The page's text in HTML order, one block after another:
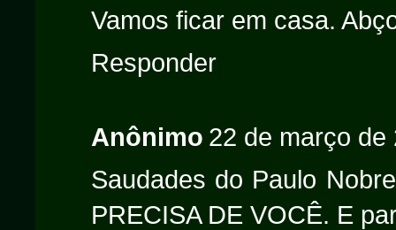
Vamos ficar em casa.
Responder
Anônimo 22 de março de
Saudades do Paulo
PRECISA DE VOCÊ. E